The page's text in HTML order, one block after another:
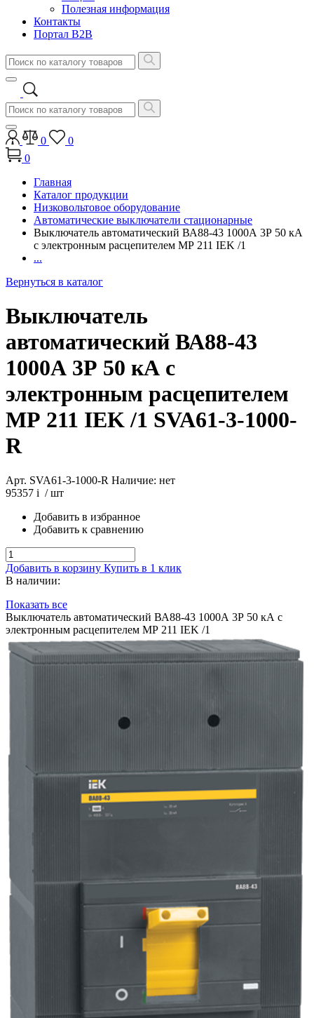
Полезная информация
Контакты
Портал B2B
0
0
0
Главная
Каталог продукции
Низковольтовое оборудование
Автоматические выключатели стационарные
Выключатель автоматический ВА88-43 1000А 3Р 50 кА
с электронным расцепителем МР 211 IEK /1
...
Вернуться в каталог
Выключатель
автоматический ВА88-43
1000А 3Р 50 кА с
электронным расцепителем
МР 211 IEK /1 SVA61-3-1000-
R
Арт. SVA61-3-1000-R Наличие: нет
95357 i / шт
Добавить в избранное
Добавить к сравнению
Добавить в корзину Купить в 1 клик
В наличии:
Показать все
Выключатель автоматический ВА88-43 1000А 3Р 50 кА с
электронным расцепителем МР 211 IEK /1